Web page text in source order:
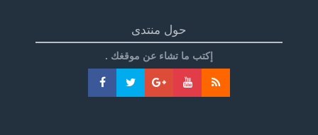
حول منتدى
إكتب ما تشاء عن موقغك .